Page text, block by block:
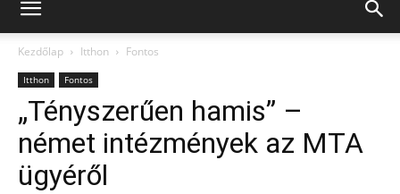
Kezdőlap Itthon Fontos
Itthon Fontos
„Tényszerűen hamis” –
német intézmények az MTA
ügyéről